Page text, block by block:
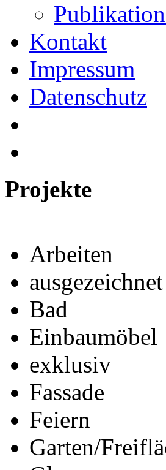
Kontakt
Impressum
Datenschutz
Projekte
Arbeiten
ausgezeichnet
Bad
Einbaumöbel
exklusiv
Fassade
Feiern
Garten/